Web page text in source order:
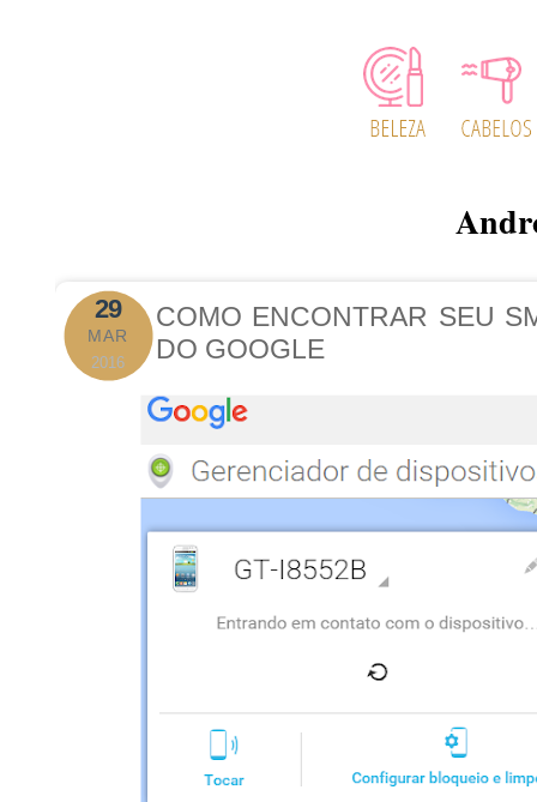
29
MAR
2016
COMO ENCONTRAR SEU
DO GOOGLE